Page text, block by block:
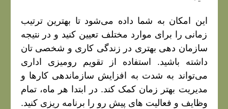
این امکان به شما داده می‌شود تا بهترین ترتیب
زمانی را برای موارد مختلف تعیین کنید و در نتیجه
سازمان‌ دهی بهتری در زندگی کاری و شخصی‌ تان
داشته باشید. استفاده از تقویم رومیزی اداری
می‌تواند به شدت به افزایش سازماندهی کارها و
مدیریت بهتر زمان کمک کند. در ابتدا هر ماه، تمام
وظایف و فعالیت‌ های پیش رو را برنامه‌ ریزی کنید.